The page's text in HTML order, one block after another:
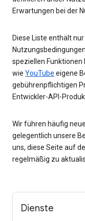
Erwartungen bei der
Diese Liste enthält
speziellen
wie YouTube eigene
gebührenpflichtigen
Entwickler-API-
Wir führen häufig
gelegentlich unsere
uns, diese Seite auf
regelmäßig zu
Dienste